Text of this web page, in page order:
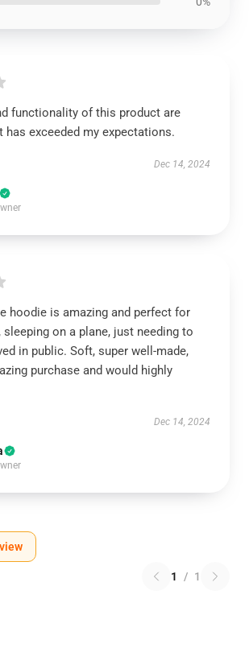
functionality of this product are
has exceeded my expectations.
Dec 14, 2024
hoodie is amazing and perfect for
on a plane, just needing to
in public. Soft, super well-made,
purchase and would highly
Dec 14, 2024
1 / 1